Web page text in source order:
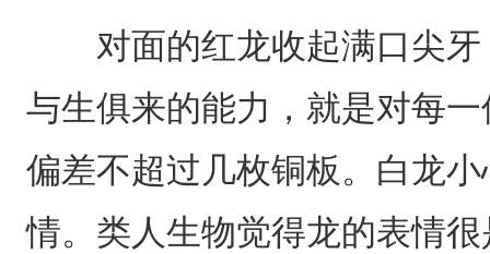
对面的红龙收起满口尖牙
与生俱来的能力，就是对每
偏差不超过几枚铜板。白龙
情。类人生物觉得龙的表情